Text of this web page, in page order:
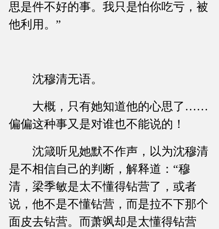
思是件不好的事。我只是怕你吃亏，被
他利用。”
沈穆清无语。
大概，只有她知道他的心思了……
偏偏这种事又是对谁也不能说的！
沈箴听见她默不作声，以为沈穆清
是不相信自己的判断，解释道：“穆
清，梁季敏是太不懂得钻营了，或者
说，他不是不懂钻营，而是拉不下那个
面皮去钻营。而萧飒却是太懂得钻营